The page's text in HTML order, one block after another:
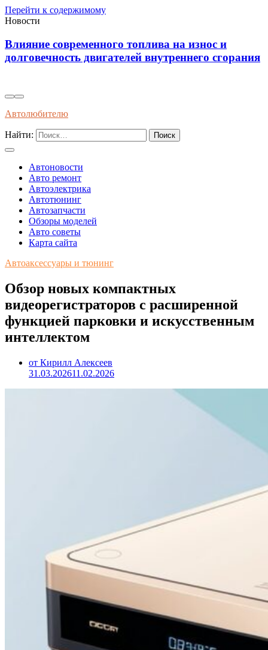
Перейти к содержимому
Новости
Диагностика износостойкости тормозных
колодок через вибрационные и температурные
Автолюбителю
Найти:
Автоновости
Авто ремонт
Автоэлектрика
Автотюнинг
Автозапчасти
Обзоры моделей
Авто советы
Карта сайта
Автоаксессуары и тюнинг
Обзор новых компактных
видеорегистраторов с расширенной
функцией парковки и искусственным
интеллектом
от Кирилл Алексеев
31.03.202611.02.2026